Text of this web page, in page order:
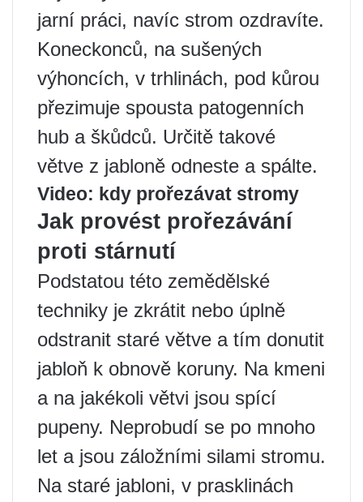
jarní práci, navíc strom ozdravíte.
Koneckonců, na sušených
výhoncích, v trhlinách, pod kůrou
přezimuje spousta patogenních
hub a škůdců. Určitě takové
větve z jabloně odneste a spálte.
Video: kdy prořezávat stromy
Jak provést prořezávání
proti stárnutí
Podstatou této zemědělské
techniky je zkrátit nebo úplně
odstranit staré větve a tím donutit
jabloň k obnově koruny. Na kmeni
a na jakékoli větvi jsou spící
pupeny. Neprobudí se po mnoho
let a jsou záložními silami stromu.
Na staré jabloni, v prasklinách